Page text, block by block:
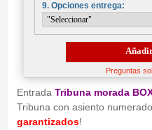
9. Opciones entrega:
Preguntas
Entrada Tribuna morada
Tribuna con asiento numerado,
garantizados!